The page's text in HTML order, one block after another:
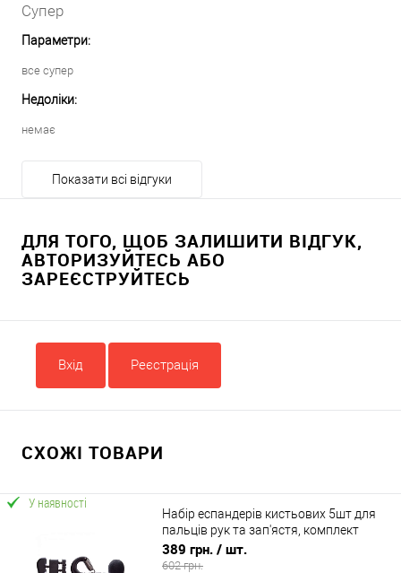
Супер
Параметри:
все супер
Недоліки:
немає
Показати всі відгуки
ДЛЯ ТОГО, ЩОБ ЗАЛИШИТИ ВІДГУК,
АВТОРИЗУЙТЕСЬ АБО
ЗАРЕЄСТРУЙТЕСЬ
Вхід Реєстрація
СХОЖІ ТОВАРИ
У наявності
Набір еспандерів кистьових 5шт для
пальців рук та зап'ястя, комплект
еспандерів 10-60 кг OSPORT (OF-0304)
389 грн. / шт.
602 грн.